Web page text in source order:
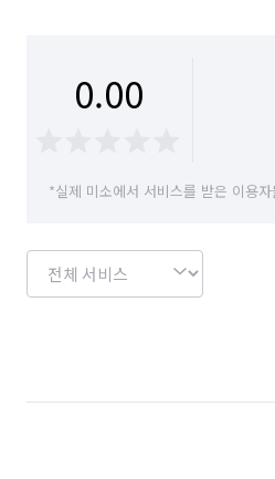
0.00
*실제 미소에서 서비스를 받은 이용